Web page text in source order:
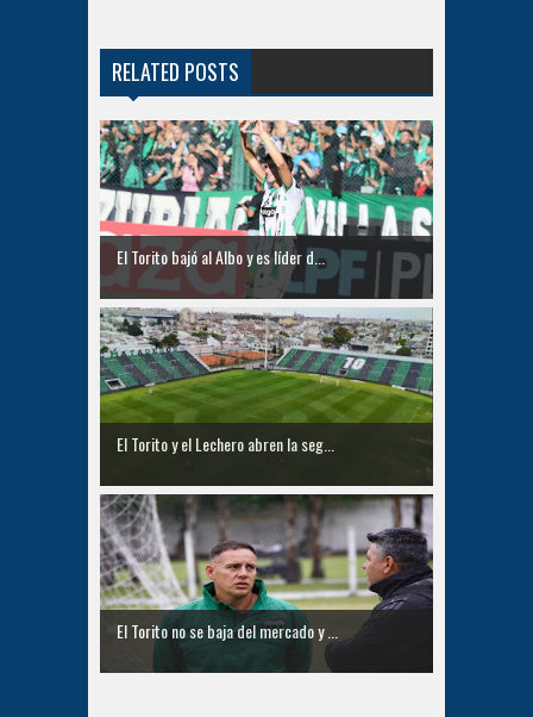
RELATED POSTS
El Torito bajó al Albo y es líder d...
El Torito y el Lechero abren la seg...
El Torito no se baja del mercado y ...